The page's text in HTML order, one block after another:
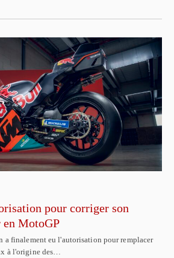
pour corriger son
MotoGP
a finalement eu l'autorisation pour remplacer
à l'origine des…